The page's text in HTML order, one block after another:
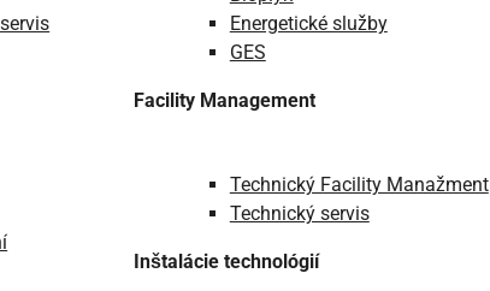
Energetické služby
GES
Facility Management
Technický Facility Manažment
Technický servis
Inštalácie technológií